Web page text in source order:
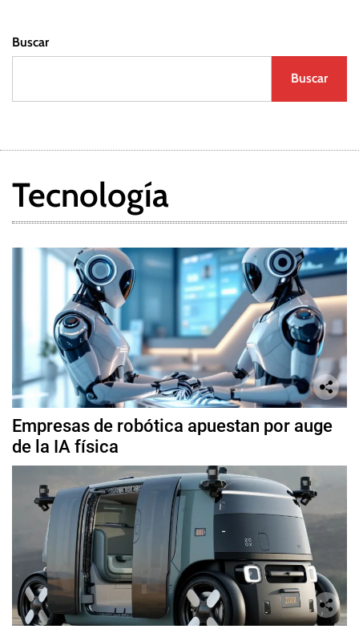
Buscar
Buscar
Tecnología
Empresas de robótica apuestan por auge
de la IA física